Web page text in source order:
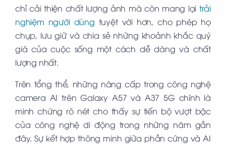
chỉ cải thiện chất lượng ảnh mà còn mang lại trải
nghiệm người dùng tuyệt vời hơn, cho phép họ
chụp, lưu giữ và chia sẻ những khoảnh khắc quý
giá của cuộc sống một cách dễ dàng và chất
lượng nhất.
Trên tổng thể, những nâng cấp trong công nghệ
camera AI trên Galaxy A57 và A37 5G chính là
minh chứng rõ nét cho thấy sự tiến bộ vượt bậc
của công nghệ di động trong những năm gần
đây. Sự kết hợp thông minh giữa phần cứng và AI